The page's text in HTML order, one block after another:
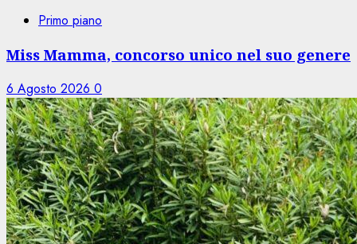
Primo piano
Miss Mamma, concorso unico nel suo genere
6 Agosto 2026 0